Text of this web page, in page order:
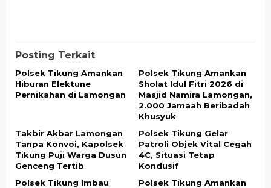
Posting Terkait
Polsek Tikung Amankan
Hiburan Elektune
Pernikahan di Lamongan
Polsek Tikung Amankan
Sholat Idul Fitri 2026 di
Masjid Namira Lamongan,
2.000 Jamaah Beribadah
Khusyuk
Takbir Akbar Lamongan
Tanpa Konvoi, Kapolsek
Tikung Puji Warga Dusun
Genceng Tertib
Polsek Tikung Gelar
Patroli Objek Vital Cegah
4C, Situasi Tetap
Kondusif
Polsek Tikung Imbau
Polsek Tikung Amankan